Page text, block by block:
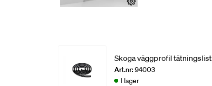
Skoga väggprofil tätningslist
Art.nr:94003
I lager